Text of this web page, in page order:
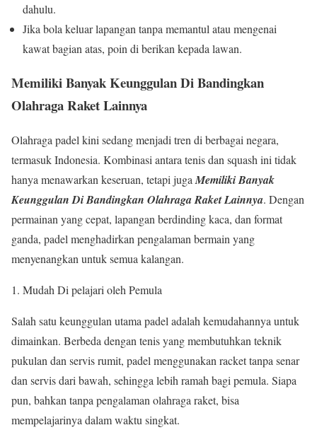
dahulu.
Jika bola keluar lapangan tanpa memantul atau mengenai
kawat bagian atas, poin di berikan kepada lawan.
Memiliki Banyak Keunggulan Di Bandingkan
Olahraga Raket Lainnya
Olahraga padel kini sedang menjadi tren di berbagai negara,
termasuk Indonesia. Kombinasi antara tenis dan squash ini tidak
hanya menawarkan keseruan, tetapi juga Memiliki Banyak
Keunggulan Di Bandingkan Olahraga Raket Lainnya. Dengan
permainan yang cepat, lapangan berdinding kaca, dan format
ganda, padel menghadirkan pengalaman bermain yang
menyenangkan untuk semua kalangan.
Mudah Di pelajari oleh Pemula
Salah satu keunggulan utama padel adalah kemudahannya untuk
dimainkan. Berbeda dengan tenis yang membutuhkan teknik
pukulan dan servis rumit, padel menggunakan racket tanpa senar
dan servis dari bawah, sehingga lebih ramah bagi pemula. Siapa
pun, bahkan tanpa pengalaman olahraga raket, bisa
mempelajarinya dalam waktu singkat.